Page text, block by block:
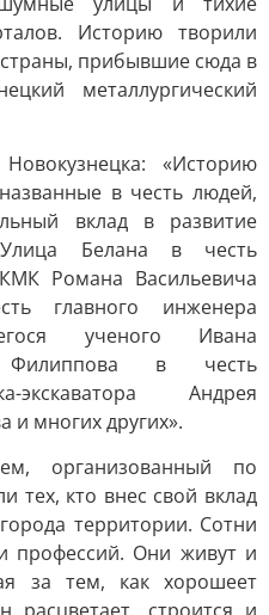
Историю творили
прибывшие сюда в
металлургический
«Историю
в честь людей,
вклад в развитие
Белана в честь
Романа Васильевича
главного инженера
ученого Ивана
Филиппова в честь
экскаватора Андрея
и многих других».
организованный по
тех, кто внес свой вклад
территории. Сотни
профессий. Они живут и
за тем, как хорошеет